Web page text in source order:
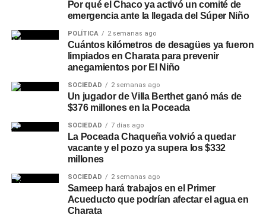
Por qué el Chaco ya activó un comité de
emergencia ante la llegada del Súper Niño
POLÍTICA 2 semanas ago
Cuántos kilómetros de desagües ya fueron
limpiados en Charata para prevenir
anegamientos por El Niño
SOCIEDAD 2 semanas ago
Un jugador de Villa Berthet ganó más de
$376 millones en la Poceada
SOCIEDAD 7 días ago
La Poceada Chaqueña volvió a quedar
vacante y el pozo ya supera los $332
millones
SOCIEDAD 2 semanas ago
Sameep hará trabajos en el Primer
Acueducto que podrían afectar el agua en
Charata